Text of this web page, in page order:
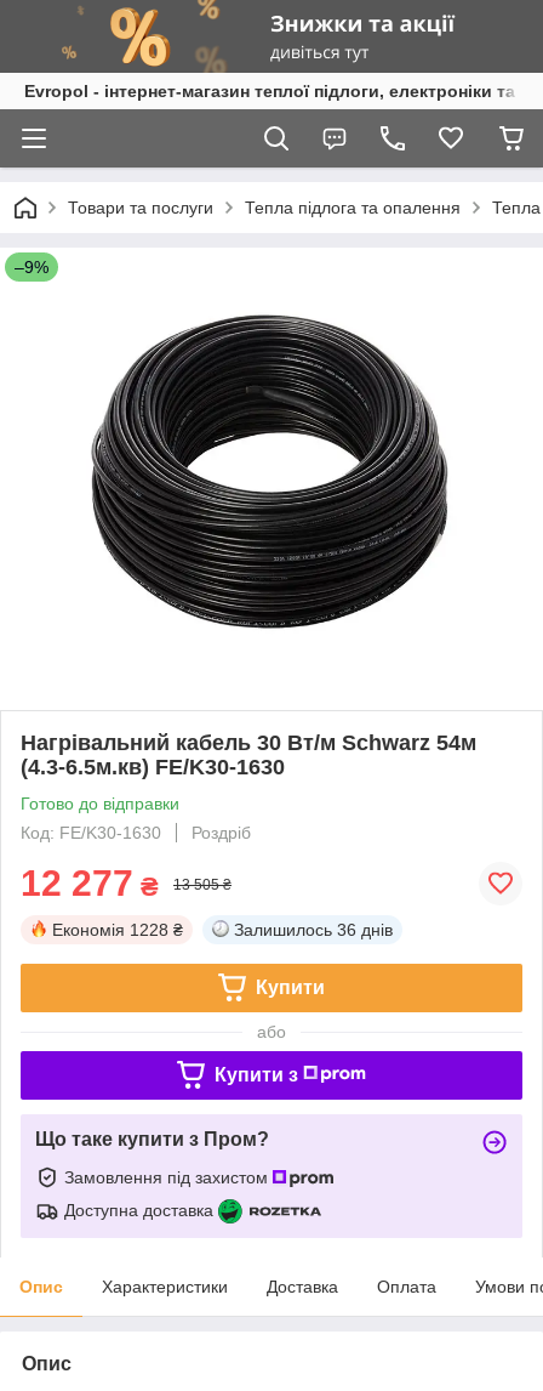
Evropol - інтернет-магазин теплої підлоги, електроніки та
Товари та послуги Тепла підлога та опалення Тепла
–9%
Нагрівальний кабель 30 Вт/м Schwarz 54м
(4.3-6.5м.кв) FE/K30-1630
Готово до відправки
Код: FE/K30-1630
Роздріб
12 277 ₴ 13 505 ₴
Економія 1228 ₴ Залишилось 36 днів
Купити
або
Купити з
Що таке купити з Пром?
Замовлення під захистом
Доступна доставка
Опис Характеристики Доставка Оплата Умови
Опис